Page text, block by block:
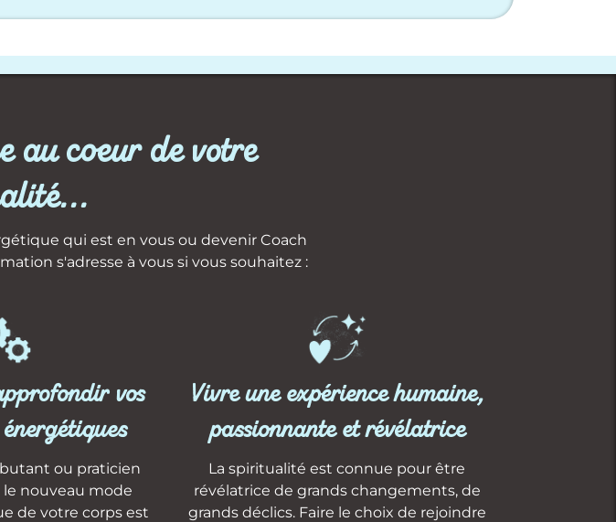
au coeur de votre
qui est en vous ou devenir Coach
s'adresse à vous si vous souhaitez :
vos
ou praticien
nouveau mode
de votre corps est
Vivre une expérience humaine,
passionnante et révélatrice
La spiritualité est connue pour être
révélatrice de grands changements, de
grands déclics. Faire le choix de rejoindre